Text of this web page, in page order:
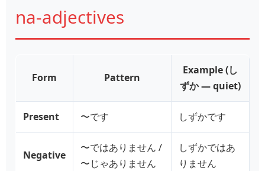
na‑adjectives
Form Pattern
Example (し
ずか — quiet)
Present 〜です しずかです
Negative
〜ではありません /
〜じゃありません
しずかではあ
りません